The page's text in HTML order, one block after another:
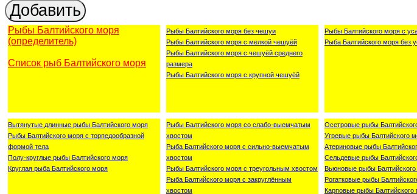
Рыбы Балтийского моря
(определитель)
Список рыб Балтийского моря
Рыбы Балтийского моря без чешуи
Рыбы Балтийского моря с мелкой чешуёй
Рыбы Балтийского моря с чешуёй среднего
размера
Рыбы Балтийского моря с крупной чешуёй
Рыбы Балтийского моря с
Рыба Балтийского моря без
Вытянутые длинные рыбы Балтийского моря
Рыбы Балтийского моря с торпедообразной
формой тела
Полу-круглые рыбы Балтийского моря
Круглая рыба Балтийского моря
Рыбы Балтийского моря со слабо-выемчатым
хвостом
Рыба Балтийского моря с сильно-выемчатым
хвостом
Рыбы Балтийского моря с треугольным хвостом
Рыба Балтийского моря с закруглённым
хвостом
Осетровые рыбы
Угревые рыбы Балтийского
Атериновые рыбы
Сельдевые рыбы
Вьюновые рыбы
Рогатковые рыбы
Карповые рыбы Балтийского